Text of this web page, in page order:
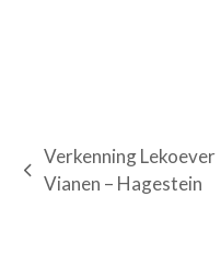
previous
Verkenning Lekoever
Vianen – Hagestein